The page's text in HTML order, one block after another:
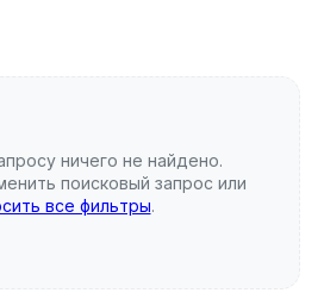
ничего не найдено.
поисковый запрос или
все фильтры.